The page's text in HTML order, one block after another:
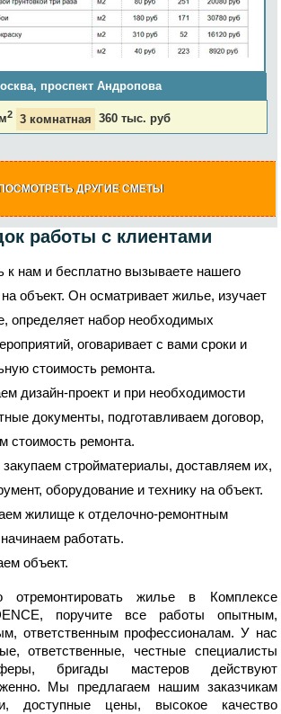
проспект Андропова
2 3 комнатная 360 тыс. руб
ДРУГИЕ СМЕТЫ
работы с клиентами
к нам и бесплатно вызываете нашего
объект. Он осматривает жилье, изучает
определяет набор необходимых
оговаривает с вами сроки и
стоимость ремонта.
дизайн-проект и при необходимости
документы, подготавливаем договор,
стоимость ремонта.
стройматериалы, доставляем их,
оборудование и технику на объект.
жилище к отделочно-ремонтным
работать.
объект.
жилье в Комплексе
поручите все работы опытным,
ответственным профессионалам. У нас
ответственные, честные специалисты
бригады мастеров действуют
Мы предлагаем нашим заказчикам
доступные цены, высокое качество